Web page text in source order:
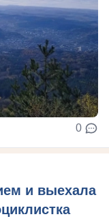
0
и выехала